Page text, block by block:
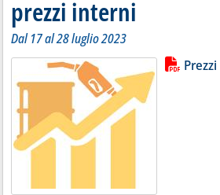
prezzi interni
Dal 17 al 28 luglio 2023
Leggi
Lista allegati PDF alla